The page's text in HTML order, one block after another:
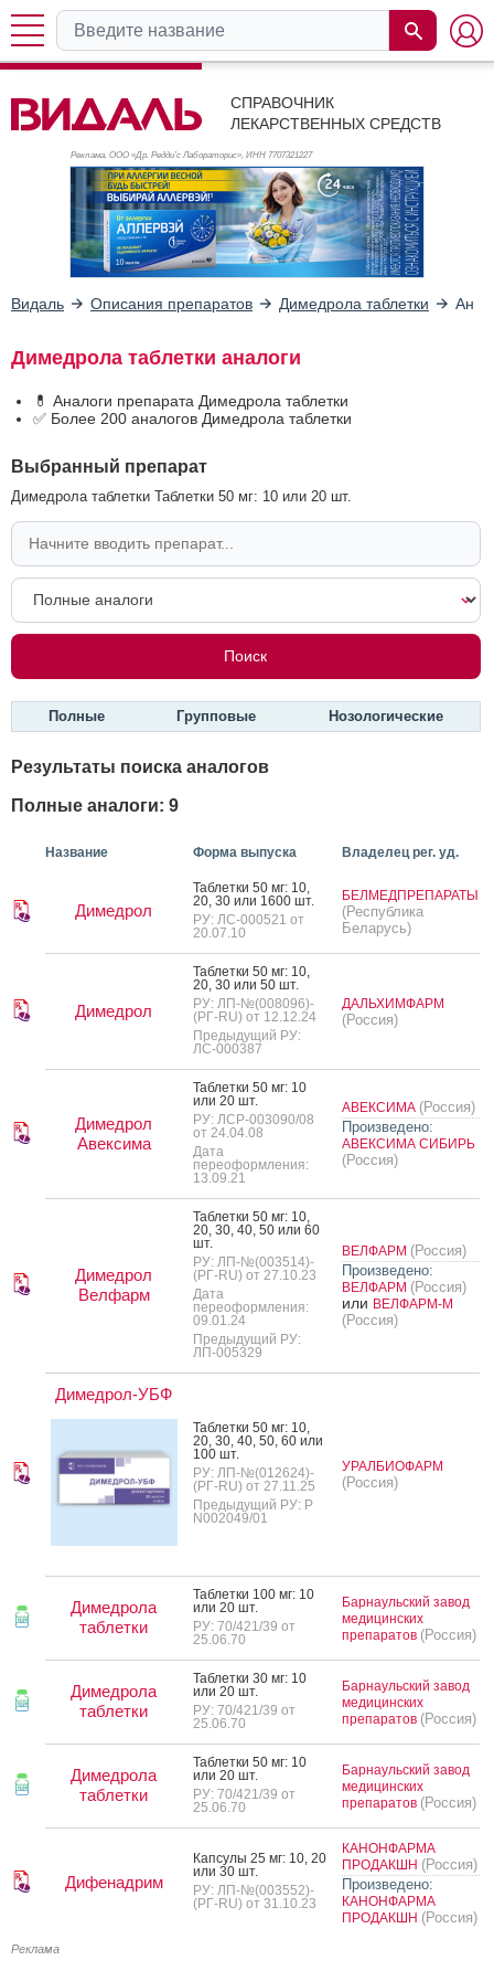
СПРАВОЧНИК
ЛЕКАРСТВЕННЫХ СРЕДСТВ
Реклама. ООО «Др. Редди’с Лабораторис», ИНН 7707321227
Видаль Описания препаратов Димедрола таблетки
Димедрола таблетки аналоги
💊 Аналоги препарата Димедрола таблетки
✅ Более 200 аналогов Димедрола таблетки
Выбранный препарат
Димедрола таблетки Таблетки 50 мг: 10 или 20 шт.
Полные Групповые Нозологические
Результаты поиска аналогов
Полные аналоги: 9
Название Форма выпуска Владелец рег. уд.
Димедрол
Таб­летки 50 мг: 10,
20, 30 или 1600 шт.
РУ: ЛС-000521 от
20.07.10
БЕЛМЕДПРЕПАРАТЫ
(Республика
Беларусь)
Димедрол
Таб­летки 50 мг: 10,
20, 30 или 50 шт.
РУ: ЛП-№(008096)-
(РГ-RU) от 12.12.24
Предыдущий РУ:
ЛС-000387
ДАЛЬХИМФАРМ
(Россия)
Димедрол
Авексима
Таб­летки 50 мг: 10
или 20 шт.
РУ: ЛСР-003090/08
от 24.04.08
Дата
переоформления:
13.09.21
АВЕКСИМА (Россия)
Произведено:
АВЕКСИМА СИБИРЬ
(Россия)
Димедрол
Велфарм
Таб­летки 50 мг: 10,
20, 30, 40, 50 или 60
шт.
РУ: ЛП-№(003514)-
(РГ-RU) от 27.10.23
Дата
переоформления:
09.01.24
Предыдущий РУ:
ЛП-005329
ВЕЛФАРМ (Россия)
Произведено:
ВЕЛФАРМ (Россия)
или ВЕЛФАРМ-М
(Россия)
Димедрол-УБФ
Таб­летки 50 мг: 10,
20, 30, 40, 50, 60 или
100 шт.
РУ: ЛП-№(012624)-
(РГ-RU) от 27.11.25
Предыдущий РУ: Р
N002049/01
УРАЛБИОФАРМ
(Россия)
Димедрола
таблетки
Таб­летки 100 мг: 10
или 20 шт.
РУ: 70/421/39 от
25.06.70
Барнаульский завод
медицинских
препаратов (Россия)
Димедрола
таблетки
Таб­летки 30 мг: 10
или 20 шт.
РУ: 70/421/39 от
25.06.70
Барнаульский завод
медицинских
препаратов (Россия)
Димедрола
таблетки
Таб­летки 50 мг: 10
или 20 шт.
РУ: 70/421/39 от
25.06.70
Барнаульский завод
медицинских
препаратов (Россия)
Дифенадрим
Кап­су­лы 25 мг: 10, 20
или 30 шт.
РУ: ЛП-№(003552)-
(РГ-RU) от 31.10.23
КАНОНФАРМА
ПРОДАКШН (Россия)
Произведено:
КАНОНФАРМА
ПРОДАКШН (Россия)
Реклама